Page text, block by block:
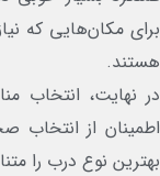
مکان‌هایی که
نهایت، انتخاب
از انتخاب
نوع درب را